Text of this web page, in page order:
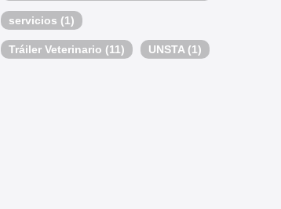
servicios (1)
Tráiler Veterinario (11) UNSTA (1)